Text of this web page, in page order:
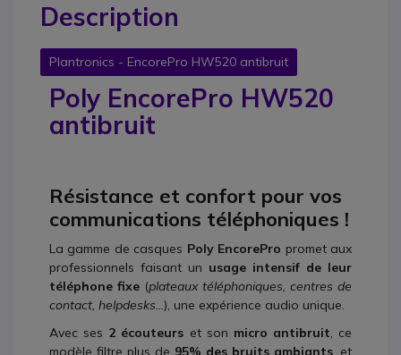
Description
Plantronics - EncorePro HW520 antibruit
Poly EncorePro HW520
antibruit
Résistance et confort pour vos
communications téléphoniques !
La gamme de casques Poly EncorePro promet aux
professionnels faisant un usage intensif de leur
téléphone fixe (plateaux téléphoniques, centres de
contact, helpdesks...), une expérience audio unique.
Avec ses 2 écouteurs et son micro antibruit, ce
modèle filtre plus de 95% des bruits ambiants , et